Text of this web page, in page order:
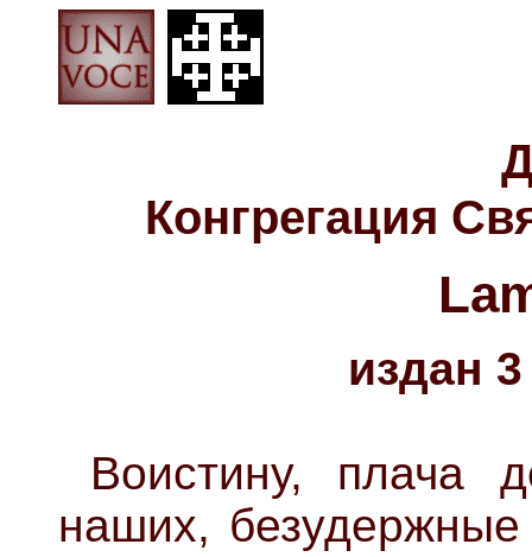
Конгрегация
издан
Воистину, плача
наших,